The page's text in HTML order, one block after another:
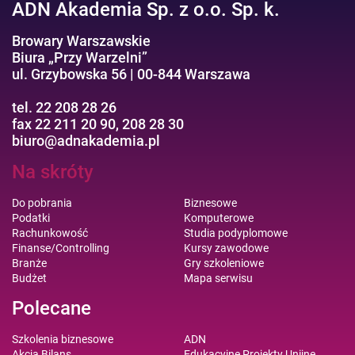
ADN Akademia Sp. z o.o. Sp. k.
Browary Warszawskie
Biura „Przy Warzelni”
ul. Grzybowska 56 | 00-844 Warszawa
tel. 22 208 28 26
fax 22 211 20 90, 208 28 30
biuro@adnakademia.pl
Na skróty
Do pobrania
Podatki
Rachunkowość
Finanse/Controlling
Branże
Budżet
Biznesowe
Komputerowe
Studia podyplomowe
Kursy zawodowe
Gry szkoleniowe
Mapa serwisu
Polecane
Szkolenia biznesowe
ADN